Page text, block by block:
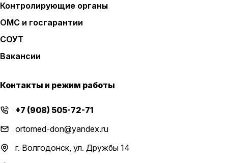
Контролирующие органы
ОМС и госгарантии
СОУТ
Вакансии
Контакты и режим работы
+7 (908) 505-72-71
ortomed-don@yandex.ru
г. Волгодонск, ул. Дружбы 14